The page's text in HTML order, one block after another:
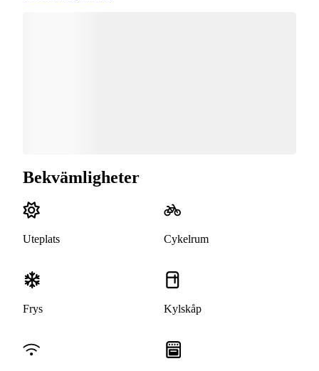
Bekvämligheter
Uteplats Cykelrum
Frys Kylskåp